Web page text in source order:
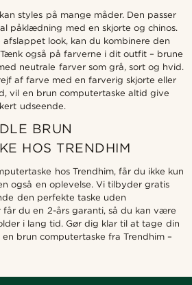
styles på mange måder. Den passer
påklædning med en skjorte og chinos.
look, kan du kombinere den
også på farverne i dit outfit – brune
neutrale farver som grå, sort og hvid.
af farve med en farverig skjorte eller
vil en brun computertaske altid give
udseende.
BRUN
HOS TRENDHIM
hos Trendhim, får du ikke kun
også en oplevelse. Vi tilbyder gratis
den perfekte taske uden
får du en 2-års garanti, så du kan være
i lang tid. Gør dig klar til at tage din
brun computertaske fra Trendhim –